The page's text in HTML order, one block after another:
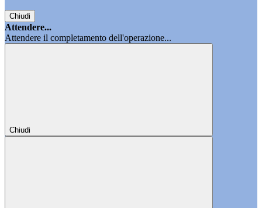
Chiudi
Attendere...
Attendere il completamento dell'operazione...
Chiudi